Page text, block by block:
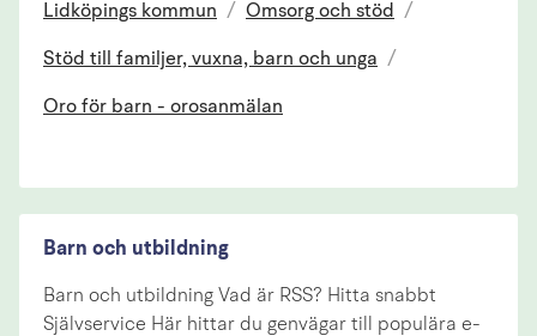
Lidköpings kommun / Omsorg och stöd /
Stöd till familjer, vuxna, barn och unga /
Oro för barn - orosanmälan
Barn och utbildning
Barn och utbildning Vad är RSS? Hitta snabbt
Självservice Här hittar du genvägar till populära e-